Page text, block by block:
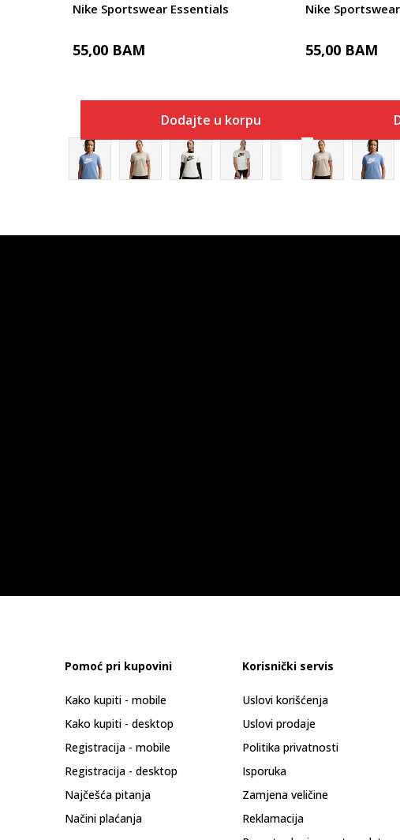
Nike Sportswear Essentials
55,00 BAM
Dodajte u korpu
Nike
55,00 BAM
Pomoć pri kupovini
Kako kupiti - mobile
Kako kupiti - desktop
Registracija - mobile
Registracija - desktop
Najčešća pitanja
Načini plaćanja
Korisnički servis
Uslovi korišćenja
Uslovi prodaje
Politika privatnosti
Isporuka
Zamjena veličine
Reklamacija